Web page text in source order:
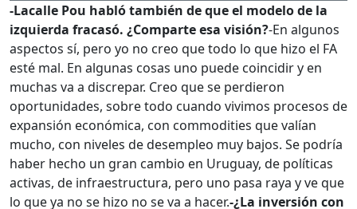
-Lacalle Pou habló también de que el modelo de la
izquierda fracasó. ¿Comparte esa visión?-En algunos
aspectos sí, pero yo no creo que todo lo que hizo el FA
esté mal. En algunas cosas uno puede coincidir y en
muchas va a discrepar. Creo que se perdieron
oportunidades, sobre todo cuando vivimos procesos de
expansión económica, con commodities que valían
mucho, con niveles de desempleo muy bajos. Se podría
haber hecho un gran cambio en Uruguay, de políticas
activas, de infraestructura, pero uno pasa raya y ve que
lo que ya no se hizo no se va a hacer.-¿La inversión con